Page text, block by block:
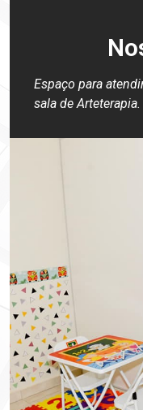
Espaço para
sala de Arteterapia.